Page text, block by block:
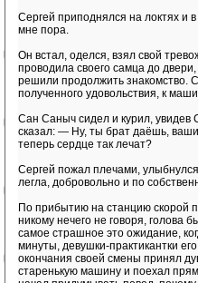
Сергей приподнялся на локтях и
мне пора.
Он встал, оделся, взял свой
проводила своего самца до
решили продолжить знакомство.
полученного удовольствия, к
Сан Саныч сидел и курил, увидев
сказал: — Ну, ты брат даёшь,
теперь сердце так лечат?
Сергей пожал плечами,
легла, добровольно и по
По прибытию на станцию скорой
никому нечего не говоря, голова
самое страшное это ожидание,
минуты, девушки-практикантки
окончания своей смены принял
старенькую машину и поехал